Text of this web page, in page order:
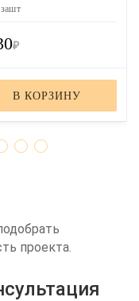
шт
₽
В КОРЗИНУ
проекта.